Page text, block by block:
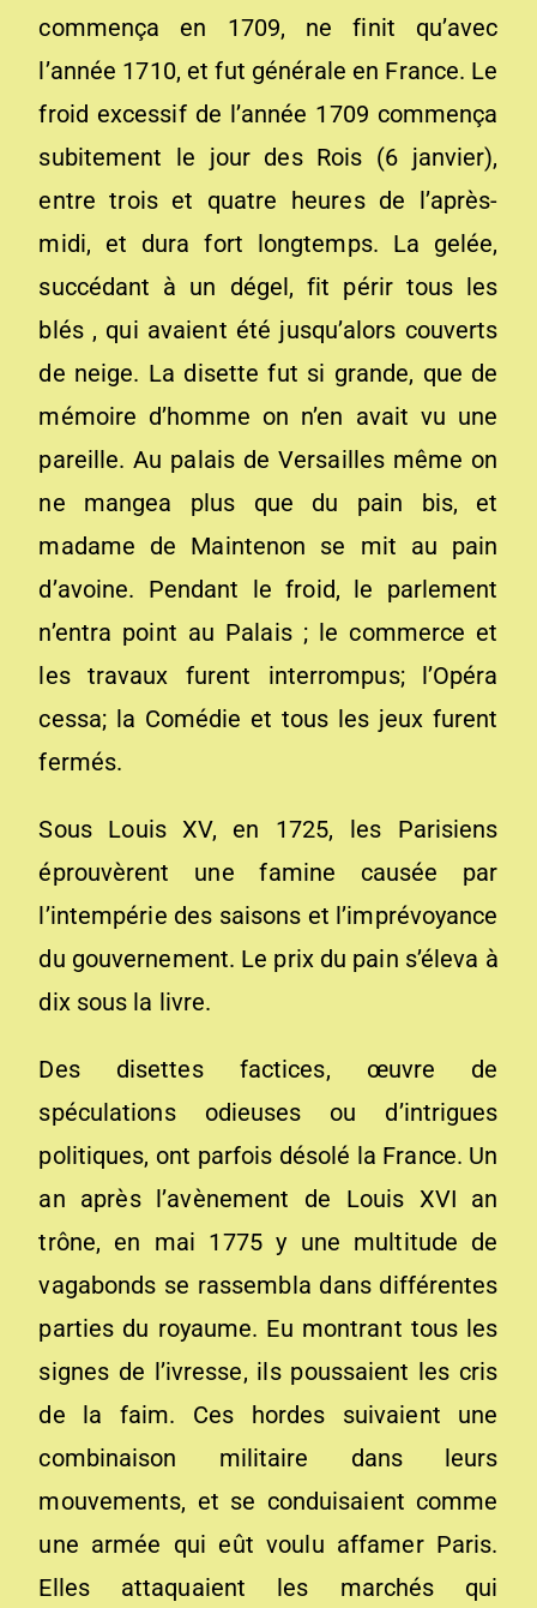
commença en 1709, ne finit qu’avec
l’année 1710, et fut générale en France. Le
froid excessif de l’année 1709 commença
subitement le jour des Rois (6 janvier),
entre trois et quatre heures de l’après-
midi, et dura fort longtemps. La gelée,
succédant à un dégel, fit périr tous les
blés , qui avaient été jusqu’alors couverts
de neige. La disette fut si grande, que de
mémoire d’homme on n’en avait vu une
pareille. Au palais de Versailles même on
ne mangea plus que du pain bis, et
madame de Maintenon se mit au pain
d’avoine. Pendant le froid, le parlement
n’entra point au Palais ; le commerce et
les travaux furent interrompus; l’Opéra
cessa; la Comédie et tous les jeux furent
fermés.
Sous Louis XV, en 1725, les Parisiens
éprouvèrent une famine causée par
l’intempérie des saisons et l’imprévoyance
du gouvernement. Le prix du pain s’éleva à
dix sous la livre.
Des disettes factices, œuvre de
spéculations odieuses ou d’intrigues
politiques, ont parfois désolé la France. Un
an après l’avènement de Louis XVI an
trône, en mai 1775 y une multitude de
vagabonds se rassembla dans différentes
parties du royaume. Eu montrant tous les
signes de l’ivresse, ils poussaient les cris
de la faim. Ces hordes suivaient une
combinaison militaire dans leurs
mouvements, et se conduisaient comme
une armée qui eût voulu affamer Paris.
Elles attaquaient les marchés qui